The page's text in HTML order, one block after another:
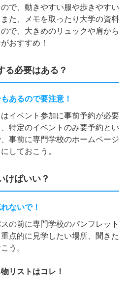
で、動きやすい服や歩きやすい
た、メモを取ったり大学の資料
で、大きめのリュックや肩から
おすすめ！
る必要はある？
あるので要注意！
イベント参加に事前予約が必要
特定のイベントのみ要予約とい
事前に専門学校のホームページ
しておこう。
けばいい？
ないで！
の前に専門学校のパンフレット
点的に見学したい場所、聞きた
う。
リストはコレ！